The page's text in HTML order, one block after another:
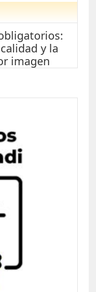
y la
imagen